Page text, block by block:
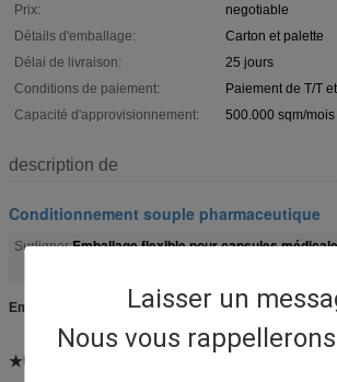
Laisser un
Nous vous
Prix:
negotiable
Détails d'emballage:
Carton et palette
Délai de livraison:
25 jours
Conditions de paiement:
Paiement de T/T
Capacité d'approvisionnement:
500.000 sqm/mois
description de
Conditionnement souple pharmaceutique
Surligner:Emballage flexible pour capsules
Emballage pharmaceutique imprimé flexible Foil
★Utilisation: